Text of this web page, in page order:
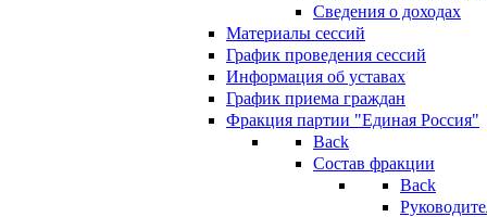
Сведения о доходах
Материалы сессий
График проведения сессий
Информация об уставах
График приема граждан
Фракция партии "Единая Россия"
Back
Состав фракции
Back